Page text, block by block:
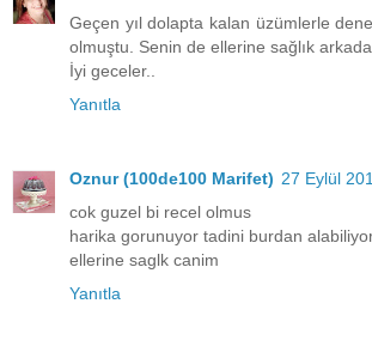
Geçen yıl dolapta kalan üzümlerle
olmuştu. Senin de ellerine sağlık
İyi geceler..
Yanıtla
Oznur (100de100 Marifet) 27 Eylül
cok guzel bi recel olmus
harika gorunuyor tadini burdan
ellerine saglk canim
Yanıtla